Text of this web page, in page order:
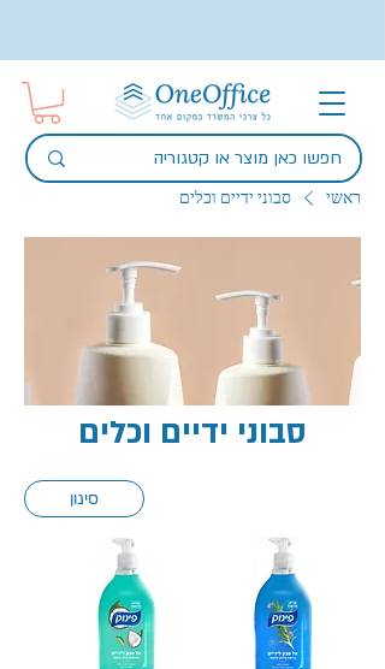
ראשי סבוני ידיים וכלים
סבוני ידיים וכלים
סינון